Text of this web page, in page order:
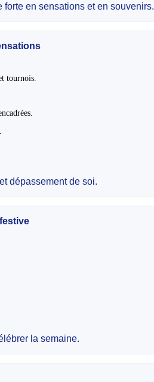
forte en sensations et en souvenirs.
tournois.
dépassement de soi.
la semaine.